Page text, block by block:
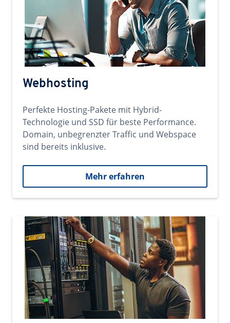
Webhosting
Perfekte Hosting-Pakete mit Hybrid-
Technologie und SSD für beste Performance.
Domain, unbegrenzter Traffic und Webspace
sind bereits inklusive.
Mehr erfahren